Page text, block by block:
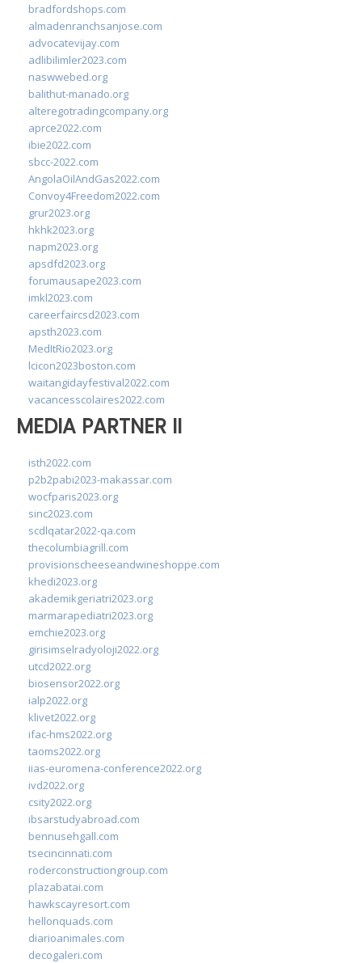
bradfordshops.com
almadenranchsanjose.com
advocatevijay.com
adlibilimler2023.com
naswwebed.org
balithut-manado.org
alteregotradingcompany.org
aprce2022.com
ibie2022.com
sbcc-2022.com
AngolaOilAndGas2022.com
Convoy4Freedom2022.com
grur2023.org
hkhk2023.org
napm2023.org
apsdfd2023.org
forumausape2023.com
imkl2023.com
careerfaircsd2023.com
apsth2023.com
MedItRio2023.org
lcicon2023boston.com
waitangidayfestival2022.com
vacancesscolaires2022.com
MEDIA PARTNER II
isth2022.com
p2b2pabi2023-makassar.com
wocfparis2023.org
sinc2023.com
scdlqatar2022-qa.com
thecolumbiagrill.com
provisionscheeseandwineshoppe.com
khedi2023.org
akademikgeriatri2023.org
marmarapediatri2023.org
emchie2023.org
girisimselradyoloji2022.org
utcd2022.org
biosensor2022.org
ialp2022.org
klivet2022.org
ifac-hms2022.org
taoms2022.org
iias-euromena-conference2022.org
ivd2022.org
csity2022.org
ibsarstudyabroad.com
bennusehgall.com
tsecincinnati.com
roderconstructiongroup.com
plazabatai.com
hawkscayresort.com
hellonquads.com
diarioanimales.com
decogaleri.com